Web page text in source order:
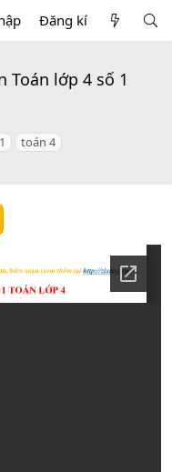
Đăng kí
lớp 4 số 1
toán 4